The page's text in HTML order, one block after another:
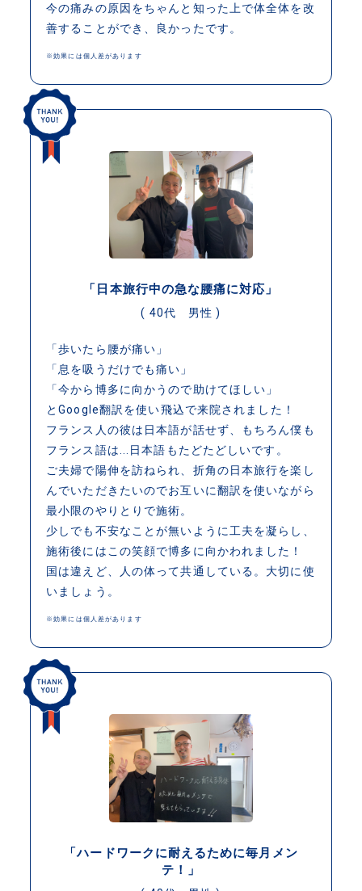
今の痛みの原因をちゃんと知った上で体全体を改
善することができ、良かったです。
※効果には個人差があります
「日本旅行中の急な腰痛に対応」
( 40代 男性 )
「歩いたら腰が痛い」
「息を吸うだけでも痛い」
「今から博多に向かうので助けてほしい」
とGoogle翻訳を使い飛込で来院されました！
フランス人の彼は日本語が話せず、もちろん僕も
フランス語は...日本語もたどたどしいです。
ご夫婦で陽伸を訪ねられ、折角の日本旅行を楽し
んでいただきたいのでお互いに翻訳を使いながら
最小限のやりとりで施術。
少しでも不安なことが無いように工夫を凝らし、
施術後にはこの笑顔で博多に向かわれました！
国は違えど、人の体って共通している。大切に使
いましょう。
※効果には個人差があります
「ハードワークに耐えるために毎月メン
テ！」